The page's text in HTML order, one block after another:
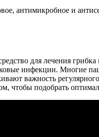
антимикробное и
для лечения
инфекции. Многие
важность
чтобы подобрать